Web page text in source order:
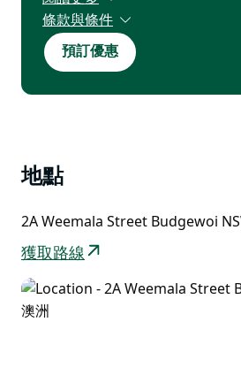
條款與條件
須遵守條款及細則。視供應情
適用。
預訂優惠
地點
2A Weemala Street Budgewoi
獲取路線